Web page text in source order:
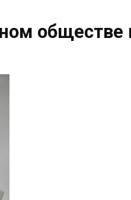
обществе